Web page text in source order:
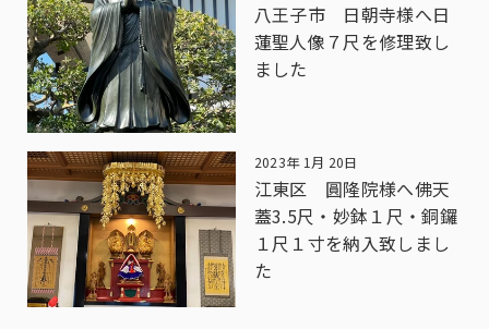
八王子市 日朝寺様へ日
蓮聖人像７尺を修理致し
ました
2023年 1月 20日
江東区 圓隆院様へ佛天
蓋3.5尺・妙鉢１尺・銅鑼
１尺１寸を納入致しまし
た